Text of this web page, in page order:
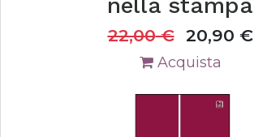
22,00€ 20,90 €
Acquista